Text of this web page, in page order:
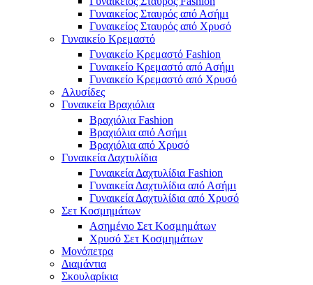
Γυναικείος Σταυρός από Ασήμι
Γυναικείος Σταυρός από Χρυσό
Γυναικείο Κρεμαστό
Γυναικείο Κρεμαστό Fashion
Γυναικείο Κρεμαστό από Ασήμι
Γυναικείο Κρεμαστό από Χρυσό
Αλυσίδες
Γυναικεία Βραχιόλια
Βραχιόλια Fashion
Βραχιόλια από Ασήμι
Βραχιόλια από Χρυσό
Γυναικεία Δαχτυλίδια
Γυναικεία Δαχτυλίδια Fashion
Γυναικεία Δαχτυλίδια από Ασήμι
Γυναικεία Δαχτυλίδια από Χρυσό
Σετ Κοσμημάτων
Ασημένιο Σετ Κοσμημάτων
Χρυσό Σετ Κοσμημάτων
Μονόπετρα
Διαμάντια
Σκουλαρίκια